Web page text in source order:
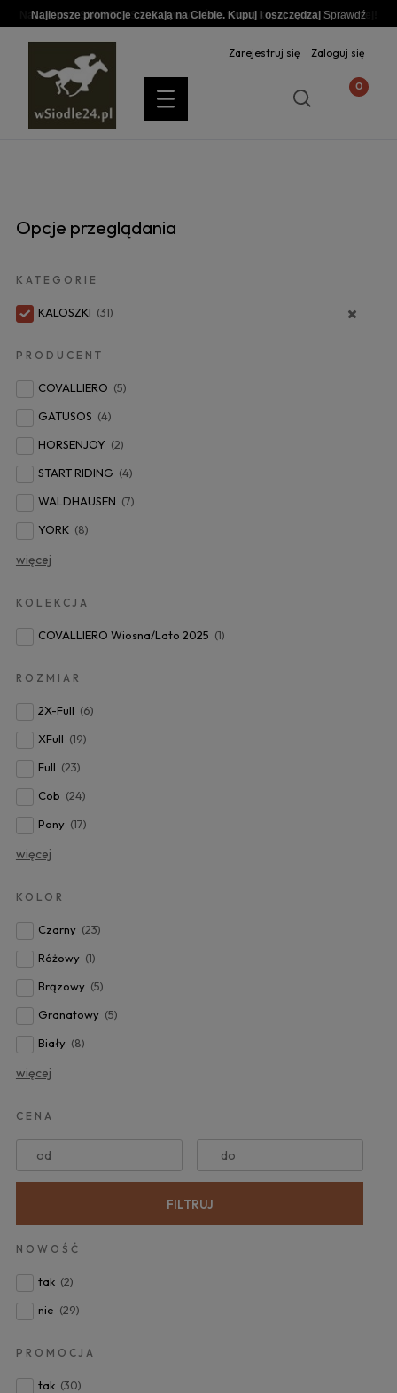
Najlepsze promocje czekają na Ciebie. Kupuj i oszczędzaj Sprawdź
Zarejestruj się Zaloguj się
Opcje przeglądania
KATEGORIE
KALOSZKI (31)
PRODUCENT
COVALLIERO (5)
GATUSOS (4)
HORSENJOY (2)
START RIDING (4)
WALDHAUSEN (7)
YORK (8)
więcej
KOLEKCJA
COVALLIERO Wiosna/Lato 2025 (1)
ROZMIAR
2X-Full (6)
XFull (19)
Full (23)
Cob (24)
Pony (17)
więcej
KOLOR
Czarny (23)
Różowy (1)
Brązowy (5)
Granatowy (5)
Biały (8)
więcej
CENA
od do
FILTRUJ
NOWOŚĆ
tak (2)
nie (29)
PROMOCJA
tak (30)